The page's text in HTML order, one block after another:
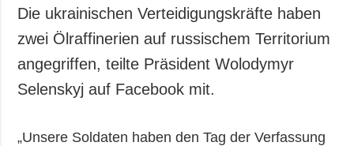
Die ukrainischen Verteidigungskräfte haben
zwei Ölraffinerien auf russischem Territorium
angegriffen, teilte Präsident Wolodymyr
Selenskyj auf Facebook mit.
„Unsere Soldaten haben den Tag der Verfassung